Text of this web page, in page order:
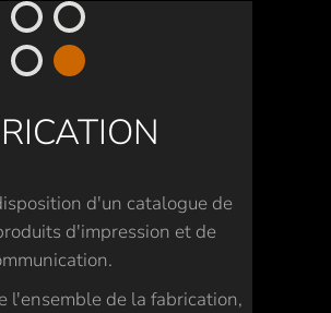
d'un catalogue de
d'impression et de
l'ensemble de la fabrication,